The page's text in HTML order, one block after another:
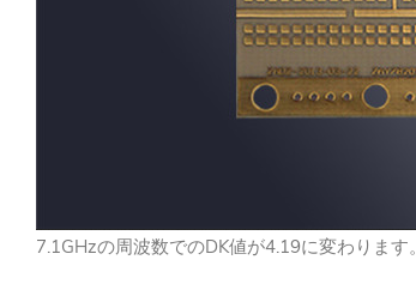
7.1GHzの周波数でのDK値が4.19に変わります。